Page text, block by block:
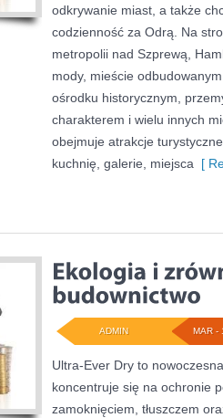
odkrywanie miast, a także
codzienność za Odrą. Na
metropolii nad Szprewą,
mody, mieście
ośrodku historycznym,
charakterem i wielu innych
obejmuje atrakcje
kuchnię, galerie, miejsca [
MAR -
ADMIN
Ultra-Ever Dry to
koncentruje się na ochronie
zamoknięciem, tłuszczem